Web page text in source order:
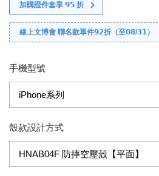
加購證件套享 𝟵𝟱 折
線上文博會 聯名款單件𝟵𝟮折（至𝟬𝟴/𝟯𝟭）
手機型號
殼款設計方式